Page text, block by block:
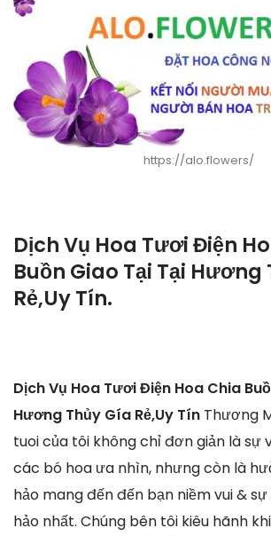
https://alo.flowers/
Dịch Vụ Hoa Tươi Điện
Buồn Giao Tại Tại Hương
Rẻ,Uy Tín.
Dịch Vụ Hoa Tươi Điện Hoa Chia
Hương Thủy Gía Rẻ,Uy Tín Thương
tuoi của tôi không chỉ đơn giản là sự
các bó hoa ưa nhìn, nhưng còn là
hảo mang đến đến bạn niềm vui &
hảo nhất. Chúng bên tôi kiêu hãnh